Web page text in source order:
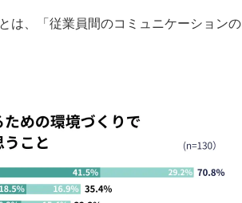
は、「従業員間のコミュニケーションの